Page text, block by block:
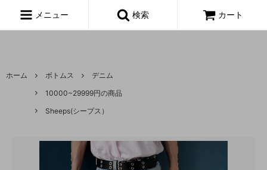
着,made in usa,アメーバ,
メニュー 検索 カート
ホーム ボトムス
デニム
10000~29999円の商品
Sheeps(シープス）